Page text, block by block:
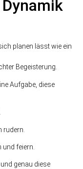
planen lässt wie ein
Begeisterung.
Aufgabe, diese
rudern.
feiern.
genau diese